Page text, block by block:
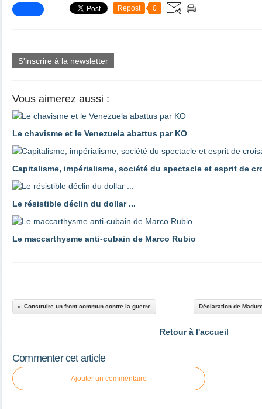
Repost 0
S'inscrire à la newsletter
Vous aimerez aussi :
Le chavisme et le Venezuela abattus par KO
Capitalisme, impérialisme, société du spectacle et esprit de
Le résistible déclin du dollar ...
Le maccarthysme anti-cubain de Marco Rubio
Construire un front commun contre la guerre Déclaration de
Retour à l'accueil
Commenter cet article
Ajouter un commentaire